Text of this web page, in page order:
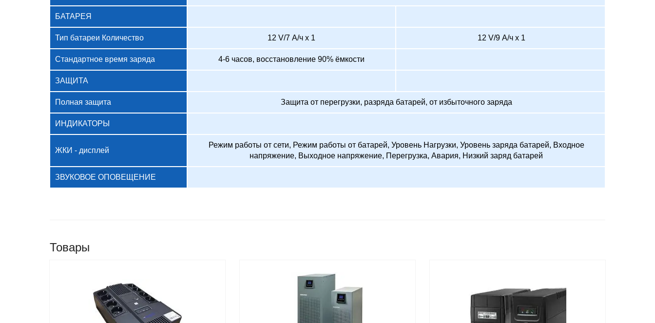
БАТАРЕЯ
Тип батареи Количество 12 V/7 А/ч x 1 12 V/9 А/ч x 1
Стандартное время заряда 4-6 часов, восстановление 90% ёмкости
ЗАЩИТА
Полная защита Защита от перегрузки, разряда батарей, от избыточного заряда
ИНДИКАТОРЫ
ЖКИ - дисплей
Режим работы от сети, Режим работы от батарей, Уровень Нагрузки, Уровень заряда батарей, Входное
напряжение, Выходное напряжение, Перегрузка, Авария, Низкий заряд батарей
ЗВУКОВОЕ ОПОВЕЩЕНИЕ
Товары